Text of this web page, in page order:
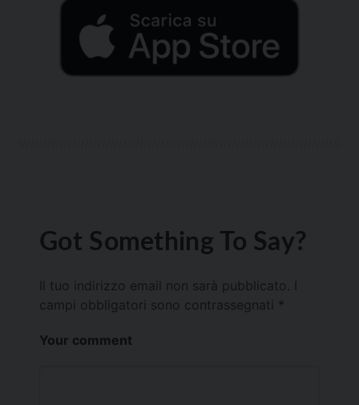
Got Something To Say?
Il tuo indirizzo email non sarà pubblicato.
campi obbligatori sono contrassegnati *
Your comment